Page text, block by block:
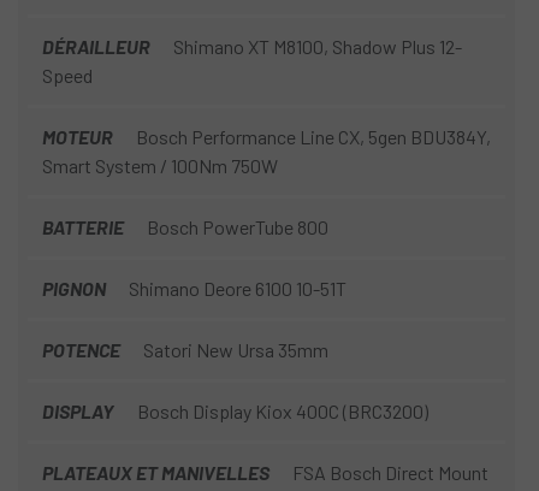
DÉRAILLEUR
Shimano XT M8100, Shadow Plus 12-
Speed
MOTEUR
Bosch Performance Line CX, 5gen BDU384Y,
Smart System / 100Nm 750W
BATTERIE Bosch PowerTube 800
PIGNON Shimano Deore 6100 10-51T
POTENCE Satori New Ursa 35mm
DISPLAY Bosch Display Kiox 400C (BRC3200)
PLATEAUX ET MANIVELLES
FSA Bosch Direct Mount